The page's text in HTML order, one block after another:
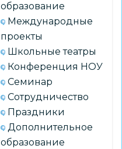
образование
Международные
проекты
Школьные театры
Конференция НОУ
Семинар
Сотрудничество
Праздники
Дополнительное
образование